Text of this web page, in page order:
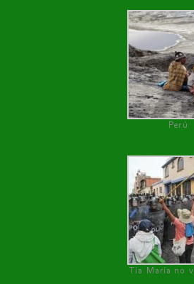
Perú
Tía María no